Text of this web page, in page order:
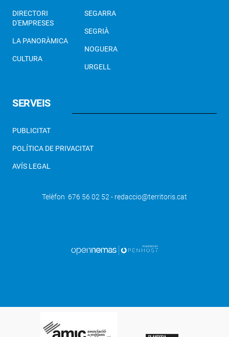
DIRECTORI
D'EMPRESES
LA PANORÀMICA
CULTURA
SEGARRA
SEGRIÀ
NOGUERA
URGELL
SERVEIS
PUBLICITAT
POLÍTICA DE PRIVACITAT
AVÍS LEGAL
Telèfon 676 56 02 52 - redaccio@territoris.cat